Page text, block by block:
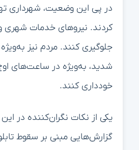
در پی این وضعیت، شهرداری
کردند. نیروهای خدمات شهری و
جلوگیری کنند. مردم نیز
شدید، به‌ویژه در ساعت‌های
خودداری کنند.
یکی از نکات نگران‌کننده در
گزارش‌هایی مبنی بر سقوط